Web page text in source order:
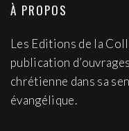
À PROPOS
Les Editions de la
publication
chrétienne dans sa
évangélique.